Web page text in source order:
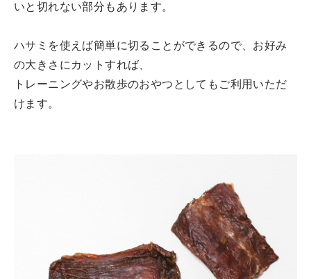
いと切れない部分もあります。
ハサミを使えば簡単に切ることができるので、お好み
の大きさにカットすれば、
トレーニングやお散歩のおやつとしてもご利用いただ
けます。